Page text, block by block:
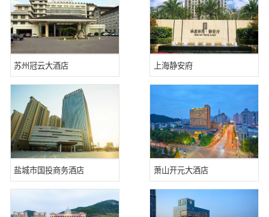
苏州冠云大酒店 上海静安府
盐城市国投商务酒店 萧山开元大酒店